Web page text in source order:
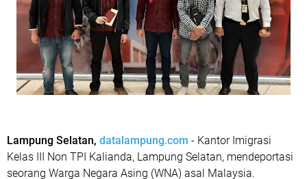
Lampung Selatan, datalampung.com - Kantor Imigrasi
Kelas III Non TPI Kalianda, Lampung Selatan, mendeportasi
seorang Warga Negara Asing (WNA) asal Malaysia.